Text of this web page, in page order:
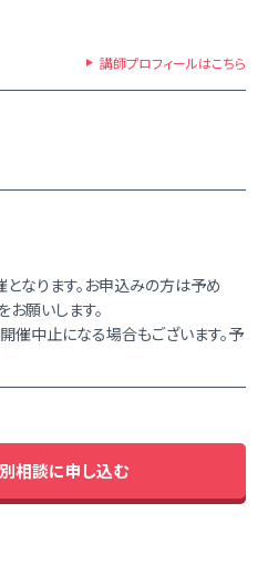
講師プロフィールはこちら
なります。お申込みの方は予め
願いします。
催中止になる場合もございます。予
相談に申し込む